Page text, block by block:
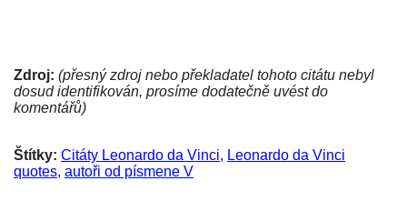
Zdroj: (přesný zdroj nebo překladatel tohoto citátu nebyl
dosud identifikován, prosíme dodatečně uvést do
komentářů)
Štítky: Citáty Leonardo da Vinci, Leonardo da Vinci
quotes, autoři od písmene V